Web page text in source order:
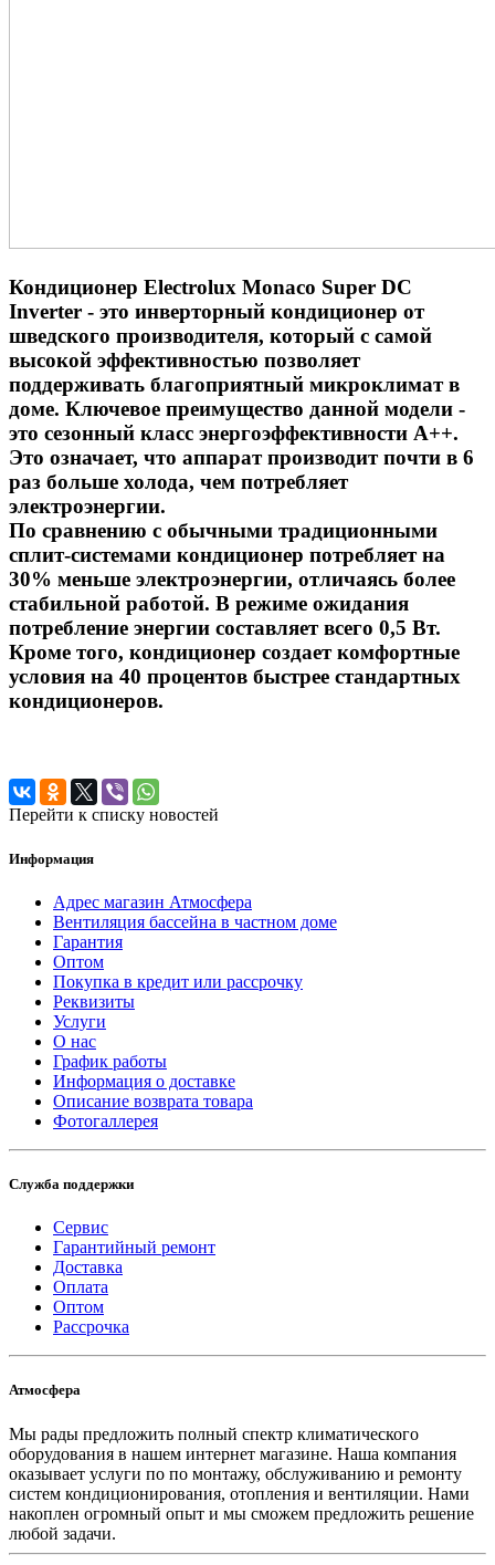
Кондиционер Electrolux Monaco Super DC
Inverter - это инверторный кондиционер от
шведского производителя, который с самой
высокой эффективностью позволяет
поддерживать благоприятный микроклимат в
доме. Ключевое преимущество данной модели -
это сезонный класс энергоэффективности А++.
Это означает, что аппарат производит почти в 6
раз больше холода, чем потребляет
электроэнергии.
По сравнению с обычными традиционными
сплит-системами кондиционер потребляет на
30% меньше электроэнергии, отличаясь более
стабильной работой. В режиме ожидания
потребление энергии составляет всего 0,5 Вт.
Кроме того, кондиционер создает комфортные
условия на 40 процентов быстрее стандартных
кондиционеров.
Перейти к списку новостей
Информация
Адрес магазин Атмосфера
Вентиляция бассейна в частном доме
Гарантия
Оптом
Покупка в кредит или рассрочку
Реквизиты
Услуги
О нас
График работы
Информация о доставке
Описание возврата товара
Фотогаллерея
Служба поддержки
Сервис
Гарантийный ремонт
Доставка
Оплата
Оптом
Рассрочка
Атмосфера
Мы рады предложить полный спектр климатического
оборудования в нашем интернет магазине. Наша компания
оказывает услуги по по монтажу, обслуживанию и ремонту
систем кондиционирования, отопления и вентиляции. Нами
накоплен огромный опыт и мы сможем предложить решение
любой задачи.